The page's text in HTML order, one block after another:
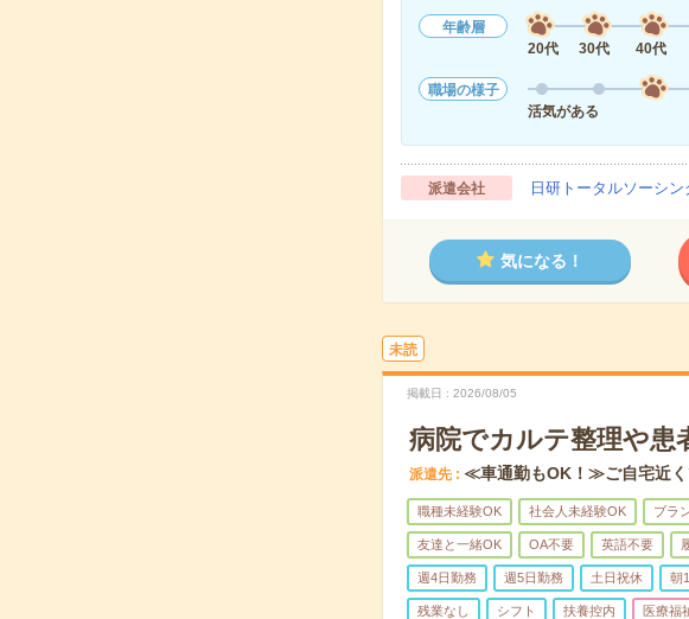
年齢層
20代
30代 40代
職場の様子
活気がある
派遣会社 日研トータルソーシ
気になる！
未読
掲載日 2026/08/05
病院でカルテ整理や患
派遣先 ≪車通勤もOK！≫ご自宅近く
職種未経験OK 社会人未経験OK ブラ
友達と一緒OK OA不要 英語不要
週4日勤務 週5日勤務 土日祝休 朝
残業なし シフト 扶養控内 医療福